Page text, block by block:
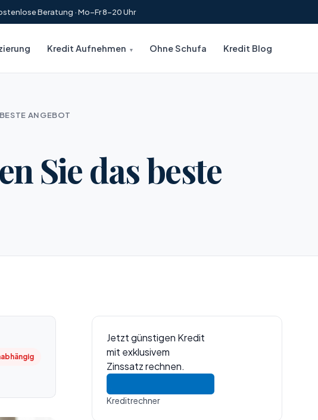
Beratung · Mo–Fr 8–20 Uhr
Kredit Aufnehmen Ohne Schufa Kredit Blog
ANGEBOT
Sie das beste
Jetzt günstigen Kredit
mit exklusivem
Zinssatz rechnen.
Kreditrechner